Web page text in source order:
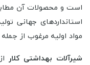
است و محصولات آن مطابق
استانداردهای جهانی
مواد اولیه مرغوب از
شیرآلات بهداشتی کلار